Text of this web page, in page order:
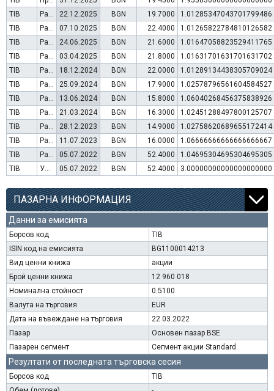
TIB
Раздаване на дивидент 22.12.2025 BGN 19.7000
1.01285347043701799486
TIB
Раздаване на дивидент 07.10.2025 BGN 22.4000
1.01265822784810126582
TIB
Раздаване на дивидент 24.06.2025 BGN 21.6000
1.01647058823529411765
TIB
Раздаване на дивидент 03.04.2025 BGN 21.8000
1.01631701631701631702
TIB
Раздаване на дивидент 18.12.2024 BGN 22.0000
1.01289134438305709024
TIB
Раздаване на дивидент 25.09.2024 BGN 17.9000
1.02578796561604584527
TIB
Раздаване на дивидент 13.06.2024 BGN 15.8000
1.06040268456375838926
TIB
Раздаване на дивидент 21.03.2024 BGN 16.3000
1.02451288497800125707
TIB
Раздаване на дивидент 28.12.2023 BGN 14.9000
1.02758620689655172414
TIB
Раздаване на дивидент 11.07.2023 BGN 16.0000
1.06666666666666666667
TIB
Раздаване на дивидент 05.07.2022 BGN 52.4000
1.04695304695304695305
TIB
Увеличение на капитал (резерви) 05.07.2022 BGN 52.4000 3.00000000000000000000
ПАЗАРНА ИНФОРМАЦИЯ
Данни за емисията
Борсов код
TIB
ISIN код на емисията
BG1100014213
Вид ценни книжа
акции
Брой ценни книжа
12 960 018
Номинална стойност
0.5100
Валута на търговия
EUR
Дата на въвеждане на търговия
22.03.2022
Пазар
Основен пазар BSE
Пазарен сегмент
Сегмент акции Standard
Резултати от последната търговска сесия
Борсов код
TIB